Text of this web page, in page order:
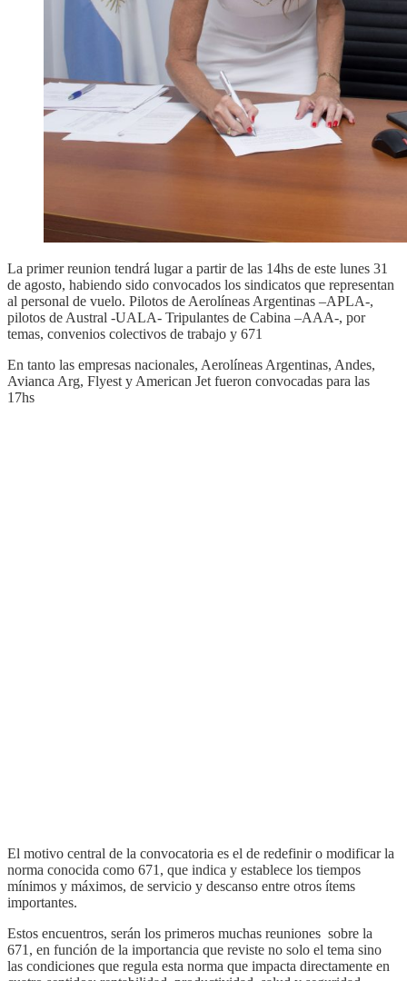
La primer reunion tendrá lugar a partir de las 14hs de este lunes 31
de agosto, habiendo sido convocados los sindicatos que representan
al personal de vuelo. Pilotos de Aerolíneas Argentinas –APLA-,
pilotos de Austral -UALA- Tripulantes de Cabina –AAA-, por
temas, convenios colectivos de trabajo y 671
En tanto las empresas nacionales, Aerolíneas Argentinas, Andes,
Avianca Arg, Flyest y American Jet fueron convocadas para las
17hs
El motivo central de la convocatoria es el de redefinir o modificar la
norma conocida como 671, que indica y establece los tiempos
mínimos y máximos, de servicio y descanso entre otros ítems
importantes.
Estos encuentros, serán los primeros muchas reuniones sobre la
671, en función de la importancia que reviste no solo el tema sino
las condiciones que regula esta norma que impacta directamente en